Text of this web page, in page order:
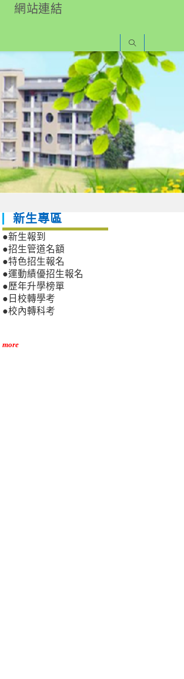
網站連結
新生專區
●新生報到
●招生管道名額
●特色招生報名
●運動績優招生報名
●歷年升學榜單
●日校轉學考
●校內轉科考
more